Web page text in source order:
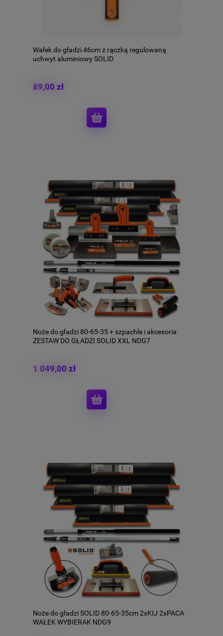
Wałek do gładzi 46cm z rączką regulowaną
uchwyt aluminiowy SOLID
89,00 zł
Noże do gładzi 80-65-35 + szpachle i akcesoria
ZESTAW DO GŁADZI SOLID XXL NDG7
1 049,00 zł
Noże do gładzi SOLID 80-65-35cm 2xKIJ 2xPACA
WAŁEK WYBIERAK NDG9